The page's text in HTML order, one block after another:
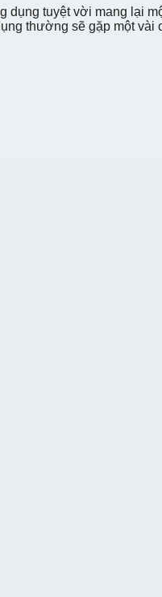
dụng tuyệt vời mang lại
thường sẽ gặp một